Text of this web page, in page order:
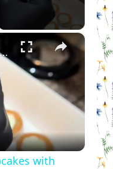
×
with Wilton Piping Nozzles
with